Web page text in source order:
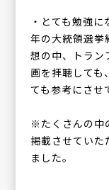
・とても勉強
年の大統領選挙
想の中、トラン
画を拝聴しても
ても参考にさせ
※たくさんの中
掲載させていた
ました。